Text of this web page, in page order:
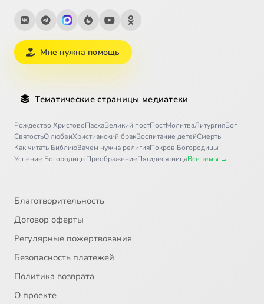
Мне нужна помощь
Тематические страницы медиатеки
Рождество ХристовоПасхаВеликий постПостМолитваЛитургияБог
СвятостьО любвиХристианский бракВоспитание детейСмерть
Как читать БиблиюЗачем нужна религияПокров Богородицы
Успение БогородицыПреображениеПятидесятницаВсе темы →
Благотворительность
Договор оферты
Регулярные пожертвования
Безопасность платежей
Политика возврата
О проекте